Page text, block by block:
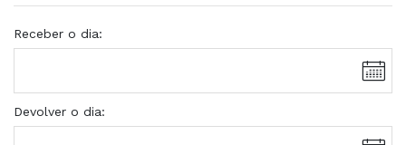
Receber o dia:
Devolver o dia: